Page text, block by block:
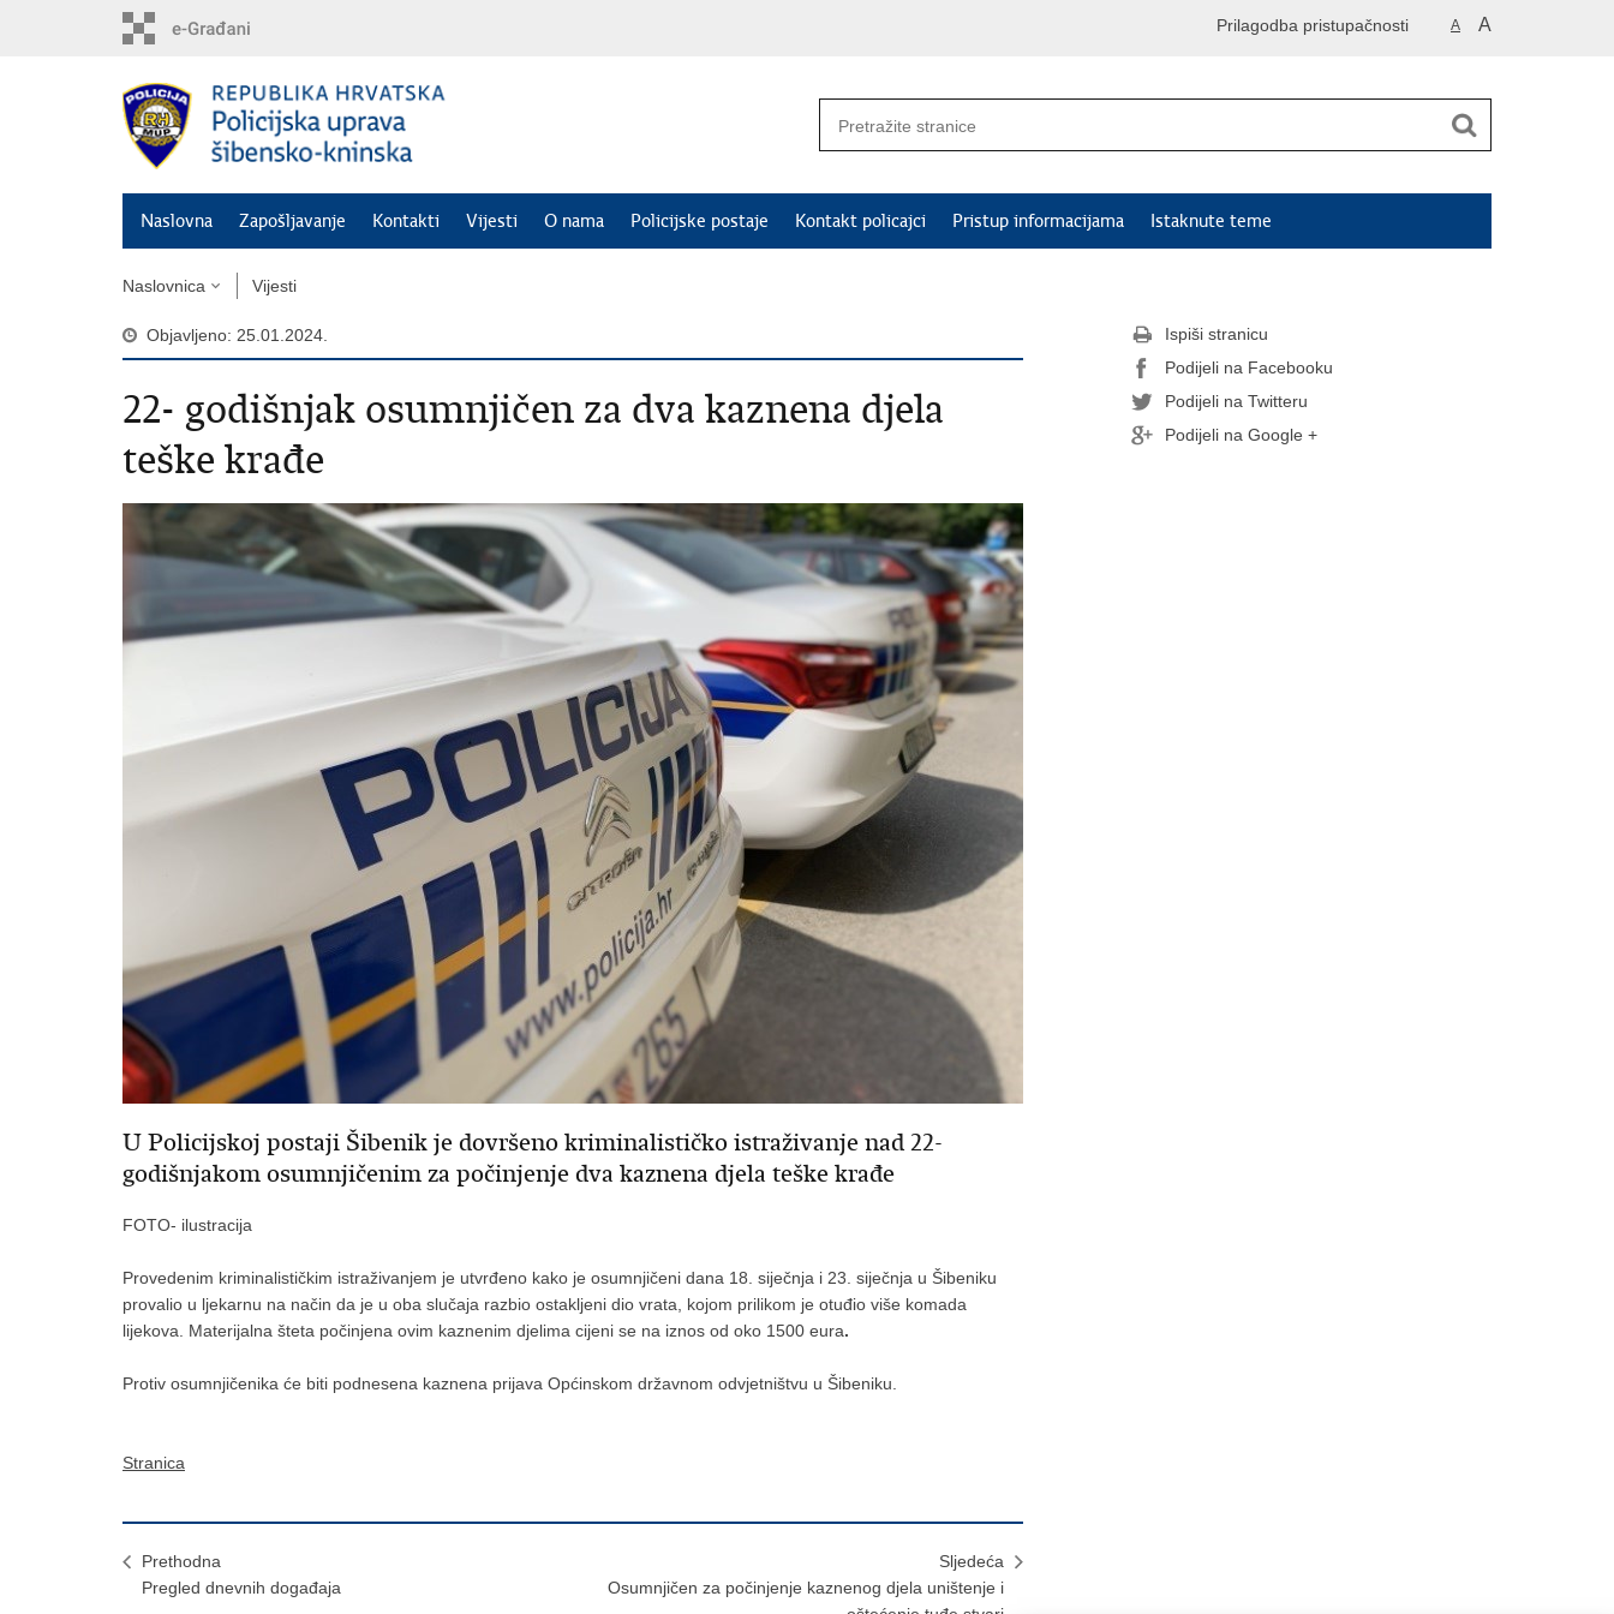
A A
Prilagodba pristupačnosti
Naslovna Zapošljavanje Kontakti Vijesti O nama Policijske postaje Kontakt policajci Pristup informacijama Istaknute teme
Naslovnica Vijesti
Objavljeno: 25.01.2024.
22- godišnjak osumnjičen za dva kaznena djela
teške krađe
U Policijskoj postaji Šibenik je dovršeno kriminalističko istraživanje nad 22-
godišnjakom osumnjičenim za počinjenje dva kaznena djela teške krađe
FOTO- ilustracija
Provedenim kriminalističkim istraživanjem je utvrđeno kako je osumnjičeni dana 18. siječnja i 23. siječnja u Šibeniku
provalio u ljekarnu na način da je u oba slučaja razbio ostakljeni dio vrata, kojom prilikom je otuđio više komada
lijekova. Materijalna šteta počinjena ovim kaznenim djelima cijeni se na iznos od oko 1500 eura.
Protiv osumnjičenika će biti podnesena kaznena prijava Općinskom državnom odvjetništvu u Šibeniku.
Stranica
Prethodna
Pregled dnevnih događaja
Sljedeća
Osumnjičen za počinjenje kaznenog djela uništenje i
Ispiši stranicu
Podijeli na Facebooku
Podijeli na Twitteru
Podijeli na Google +